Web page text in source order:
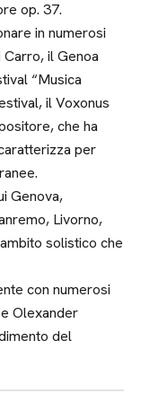
op. 37.
in numerosi
il Genoa
“Musica
il Voxonus
che ha
per
Genova,
Livorno,
solistico che
con numerosi
Olexander
del